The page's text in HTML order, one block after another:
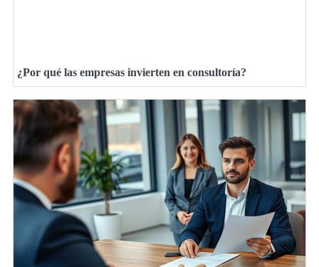
¿Por qué las empresas invierten en consultoría?